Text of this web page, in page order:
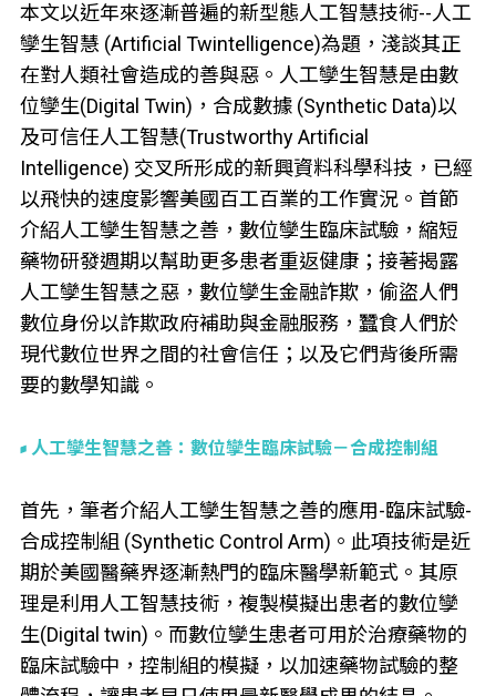
本文以近年來逐漸普遍的新型態人工智慧技術--人工
孿生智慧 (Artificial Twintelligence)為題，淺談其正
在對人類社會造成的善與惡。人工孿生智慧是由數
位孿生(Digital Twin)，合成數據 (Synthetic Data)以
及可信任人工智慧(Trustworthy Artificial
Intelligence) 交叉所形成的新興資料科學科技，已經
以飛快的速度影響美國百工百業的工作實況。首節
介紹人工孿生智慧之善，數位孿生臨床試驗，縮短
藥物研發週期以幫助更多患者重返健康；接著揭露
人工孿生智慧之惡，數位孿生金融詐欺，偷盜人們
數位身份以詐欺政府補助與金融服務，蠶食人們於
現代數位世界之間的社會信任；以及它們背後所需
要的數學知識。
人工孿生智慧之善：數位孿生臨床試驗－合成控制組
首先，筆者介紹人工孿生智慧之善的應用-臨床試驗-
合成控制組 (Synthetic Control Arm)。此項技術是近
期於美國醫藥界逐漸熱門的臨床醫學新範式。其原
理是利用人工智慧技術，複製模擬出患者的數位孿
生(Digital twin)。而數位孿生患者可用於治療藥物的
臨床試驗中，控制組的模擬，以加速藥物試驗的整